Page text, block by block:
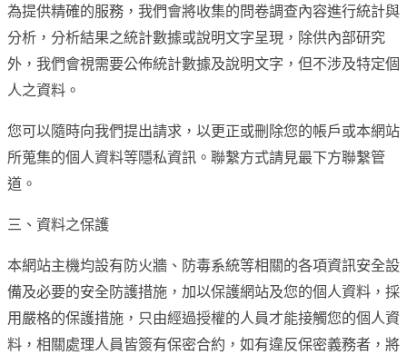
為提供精確的服務，我們會將收集的問卷調查內容進行統計與
分析，分析結果之統計數據或說明文字呈現，除供內部研究
外，我們會視需要公佈統計數據及說明文字，但不涉及特定個
人之資料。
您可以隨時向我們提出請求，以更正或刪除您的帳戶或本網站
所蒐集的個人資料等隱私資訊。聯繫方式請見最下方聯繫管
道。
三、資料之保護
本網站主機均設有防火牆、防毒系統等相關的各項資訊安全設
備及必要的安全防護措施，加以保護網站及您的個人資料，採
用嚴格的保護措施，只由經過授權的人員才能接觸您的個人資
料，相關處理人員皆簽有保密合約，如有違反保密義務者，將